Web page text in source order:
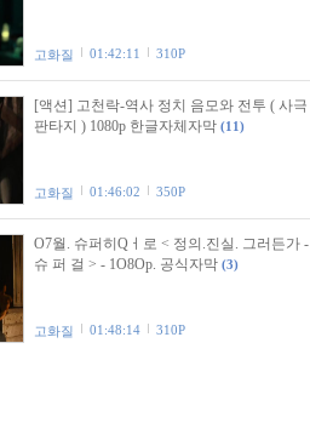
고화질 01:42:11 310P
[액션] 고천락-역사 정치 음모와 전투 ( 사극
판타지 ) 1080p 한글자체자막 (11)
고화질 01:46:02 350P
O7월. 슈퍼히Qㅓ로 < 정의.진실. 그러든가 -
슈 퍼 걸 > - 1O8Op. 공식자막 (3)
고화질 01:48:14 310P